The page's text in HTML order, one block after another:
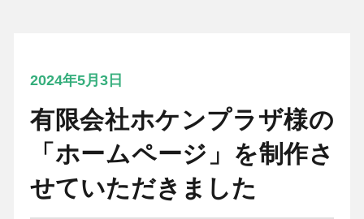
2024年5月3日
有限会社ホケンプラザ様の
「ホームページ」を制作さ
せていただきました